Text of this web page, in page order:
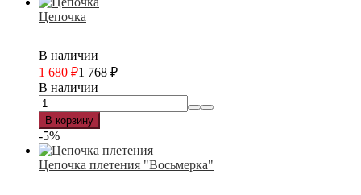
Цепочка
В наличии
1 680 ₽1 768 ₽
В наличии
В корзину
-5%
Цепочка плетения "Восьмерка"